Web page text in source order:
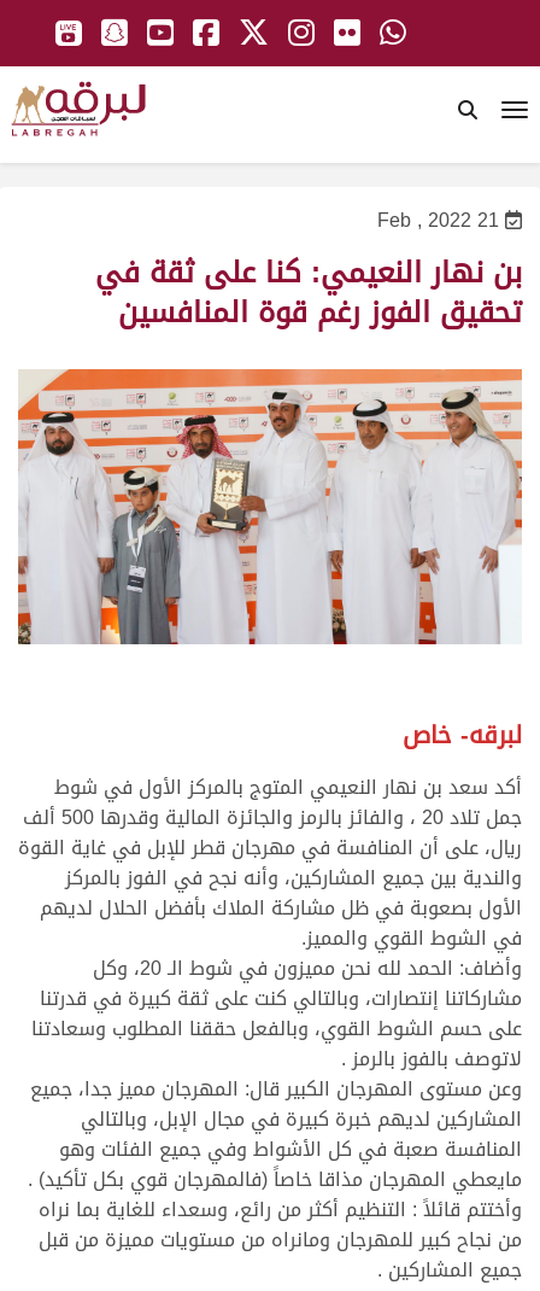
21 Feb , 2022
بن نهار النعيمي: كنا على ثقة في
تحقيق الفوز رغم قوة المنافسين
لبرقه- خاص
أكد سعد بن نهار النعيمي المتوج بالمركز الأول في شوط
جمل تلاد 20 ، والفائز بالرمز والجائزة المالية وقدرها 500 ألف
ريال، على أن المنافسة في مهرجان قطر للإبل في غاية القوة
والندية بين جميع المشاركين، وأنه نجح في الفوز بالمركز
الأول بصعوبة في ظل مشاركة الملاك بأفضل الحلال لديهم
في الشوط القوي والمميز.
وأضاف: الحمد لله نحن مميزون في شوط الـ 20، وكل
مشاركاتنا إنتصارات، وبالتالي كنت على ثقة كبيرة في قدرتنا
على حسم الشوط القوي، وبالفعل حققنا المطلوب وسعادتنا
لاتوصف بالفوز بالرمز .
وعن مستوى المهرجان الكبير قال: المهرجان مميز جدا، جميع
المشاركين لديهم خبرة كبيرة في مجال الإبل، وبالتالي
المنافسة صعبة في كل الأشواط وفي جميع الفئات وهو
مايعطي المهرجان مذاقا خاصاً (فالمهرجان قوي بكل تأكيد) .
وأختتم قائلاً : التنظيم أكثر من رائع، وسعداء للغاية بما نراه
من نجاح كبير للمهرجان ومانراه من مستويات مميزة من قبل
جميع المشاركين .